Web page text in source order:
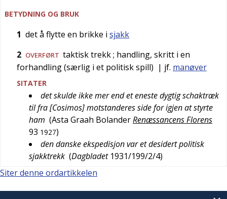
BETYDNING OG BRUK
1 det å flytte en brikke i sjakk
2 OVERFØRT taktisk trekk; handling, skritt i en
forhandling (særlig i et politisk spill) | jf. manøver
SITATER
det skulde ikke mer end et eneste dygtig schaktræk
til fra [Cosimos] motstanderes side for igjen at styrte
ham (Asta Graah BolanderRenæssancens Florens
93 1927)
den danske ekspedisjon var et desidert politisk
sjakktrekk (Dagbladet 1931/199/2/4)
Siter denne ordartikkelen